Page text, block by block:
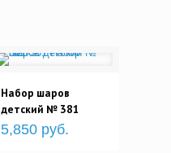
Набор шаров
детский № 381
5,850 руб.